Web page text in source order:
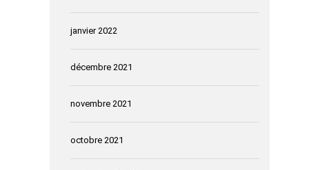
janvier 2022
décembre 2021
novembre 2021
octobre 2021